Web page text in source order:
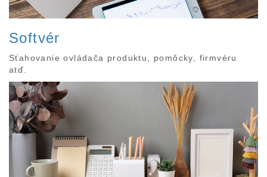
Softvér
Sťahovanie ovládača produktu, pomôcky, firmvéru
atď.